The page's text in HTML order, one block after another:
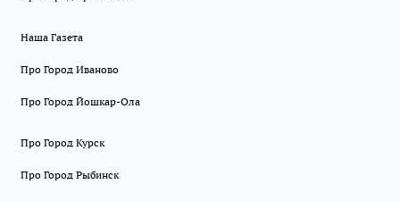
Наша Газета
Про Город Иваново
Про Город Йошкар-Ола
Про Город Курск
Про Город Рыбинск